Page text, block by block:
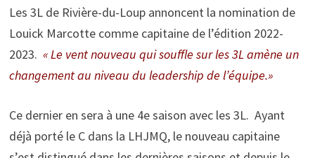
Les 3L de Rivière-du-Loup annoncent la nomination de
Louick Marcotte comme capitaine de l’édition 2022-
2023. « Le vent nouveau qui souffle sur les 3L amène un
changement au niveau du leadership de l’équipe.»
Ce dernier en sera à une 4e saison avec les 3L. Ayant
déjà porté le C dans la LHJMQ, le nouveau capitaine